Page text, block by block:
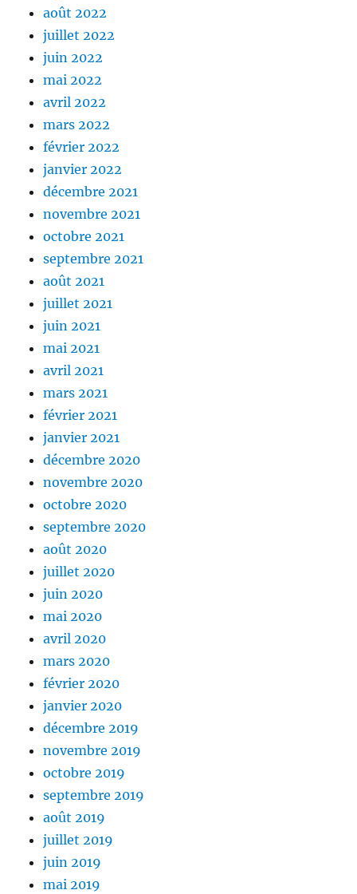
août 2022
juillet 2022
juin 2022
mai 2022
avril 2022
mars 2022
février 2022
janvier 2022
décembre 2021
novembre 2021
octobre 2021
septembre 2021
août 2021
juillet 2021
juin 2021
mai 2021
avril 2021
mars 2021
février 2021
janvier 2021
décembre 2020
novembre 2020
octobre 2020
septembre 2020
août 2020
juillet 2020
juin 2020
mai 2020
avril 2020
mars 2020
février 2020
janvier 2020
décembre 2019
novembre 2019
octobre 2019
septembre 2019
août 2019
juillet 2019
juin 2019
mai 2019